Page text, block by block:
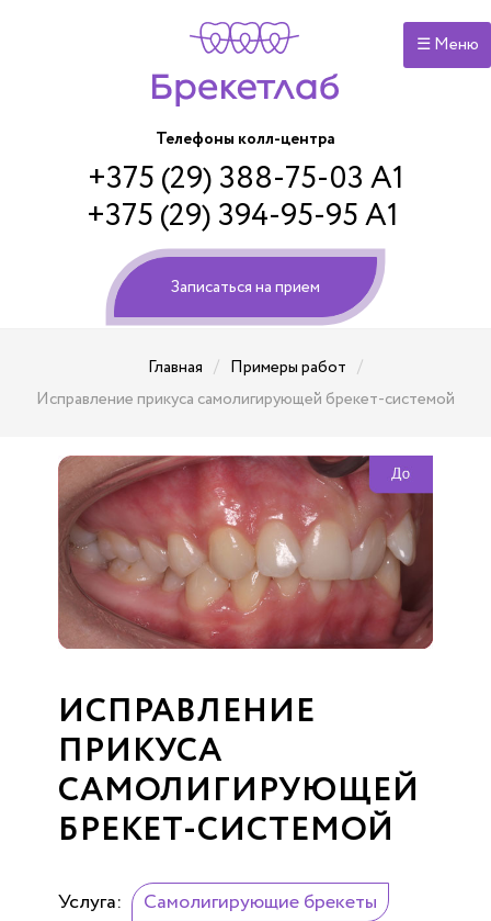
☰ Меню
Телефоны колл-центра
+375 (29) 388-75-03 А1
+375 (29) 394-95-95 А1
Записаться на прием
Главная / Примеры работ /
Исправление прикуса самолигирующей брекет-системой
ИСПРАВЛЕНИЕ
ПРИКУСА
САМОЛИГИРУЮЩЕЙ
БРЕКЕТ-СИСТЕМОЙ
Услуга:
Самолигирующие брекеты